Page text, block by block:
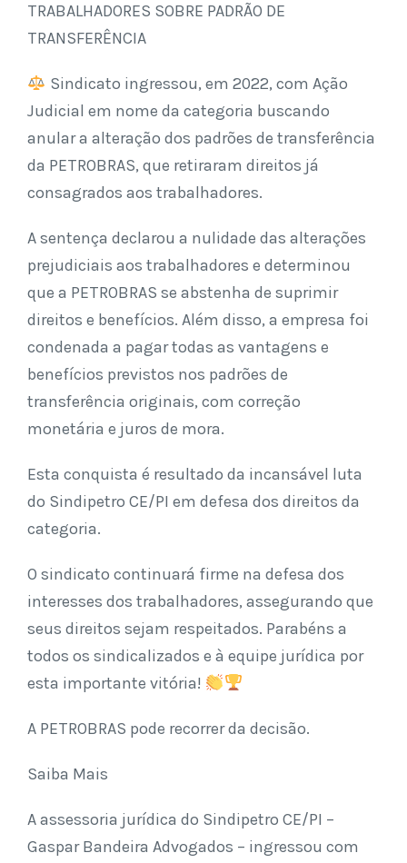
TRABALHADORES SOBRE PADRÃO DE
TRANSFERÊNCIA
Sindicato ingressou, em 2022, com Ação
Judicial em nome da categoria buscando
anular a alteração dos padrões de transferência
da PETROBRAS, que retiraram direitos já
consagrados aos trabalhadores.
A sentença declarou a nulidade das alterações
prejudiciais aos trabalhadores e determinou
que a PETROBRAS se abstenha de suprimir
direitos e benefícios. Além disso, a empresa foi
condenada a pagar todas as vantagens e
benefícios previstos nos padrões de
transferência originais, com correção
monetária e juros de mora.
Esta conquista é resultado da incansável luta
do Sindipetro CE/PI em defesa dos direitos da
categoria.
O sindicato continuará firme na defesa dos
interesses dos trabalhadores, assegurando que
seus direitos sejam respeitados. Parabéns a
todos os sindicalizados e à equipe jurídica por
esta importante vitória!
A PETROBRAS pode recorrer da decisão.
Saiba Mais
A assessoria jurídica do Sindipetro CE/PI –
Gaspar Bandeira Advogados – ingressou com